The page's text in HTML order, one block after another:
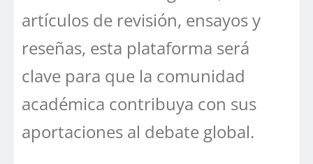
artículos de revisión, ensayos y
reseñas, esta plataforma será
clave para que la comunidad
académica contribuya con sus
aportaciones al debate global.